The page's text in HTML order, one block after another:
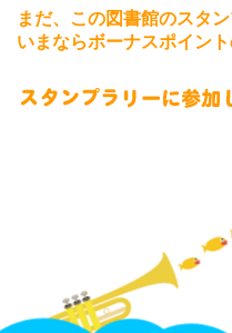
まだ、この図書館のスタ
いまならボーナスポイント